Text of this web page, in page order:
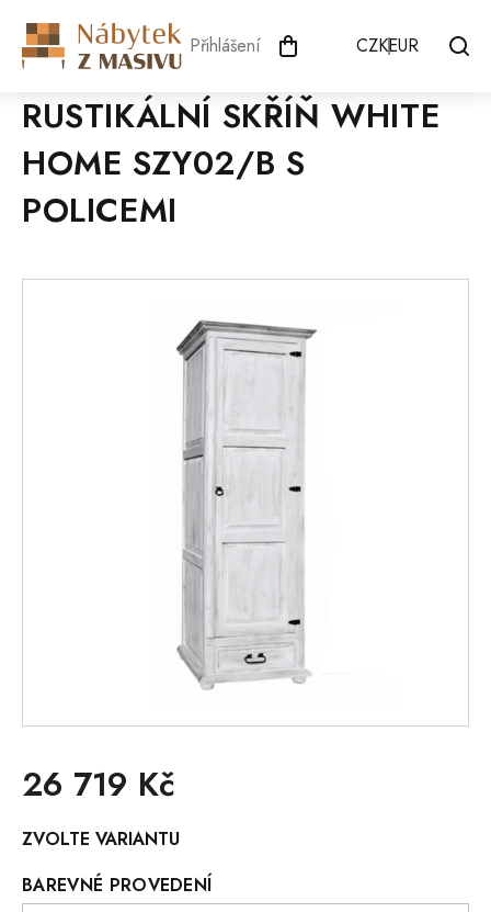
obsah
Přihlášení CZKEUR
RUSTIKÁLNÍ SKŘÍŇ WHITE
HOME SZY02/B S
POLICEMI
26 719 Kč
cena:
ZVOLTE VARIANTU
BAREVNÉ PROVEDENÍ